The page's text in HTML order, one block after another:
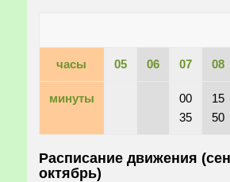
часы 05 06 07 08
минуты
00
35
15
50
Расписание движения
октябрь)